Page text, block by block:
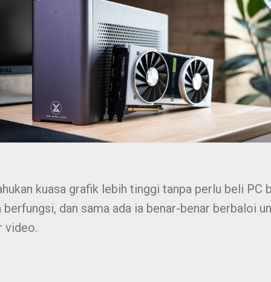
kuasa grafik lebih tinggi tanpa perlu beli PC
berfungsi, dan sama ada ia benar-benar berbaloi
video.